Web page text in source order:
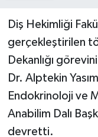
Diş Hekimliği
gerçekleştirilen
Dekanlığı
Dr. Alptekin
Endokrinoloji ve
Anabilim Dalı
devretti.